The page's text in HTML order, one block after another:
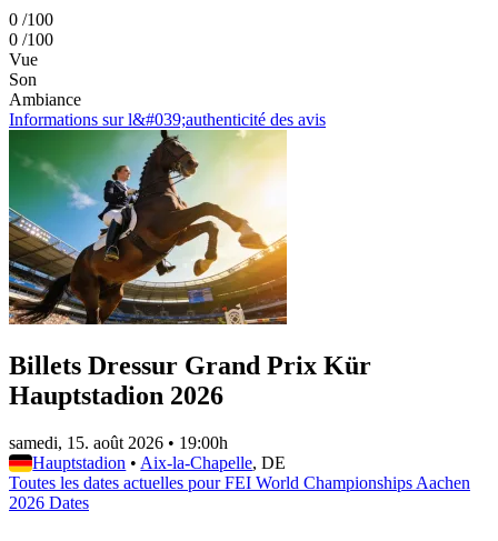
0 /100
0 /100
Vue
Son
Ambiance
Informations sur l&#039;authenticité des avis
Billets Dressur Grand Prix Kür
Hauptstadion 2026
samedi, 15. août 2026 • 19:00h
Hauptstadion • Aix-la-Chapelle, DE
Toutes les dates actuelles pour FEI World Championships Aachen
2026 Dates